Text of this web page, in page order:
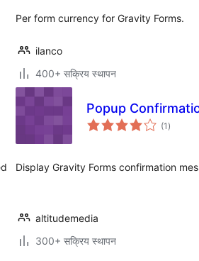
Per form currency for Gravity Forms.
ilanco
400+ सक्रिय स्थापन
Popup
(1 कुल
दर)
Display Gravity Forms confirmation
altitudemedia
300+ सक्रिय स्थापन